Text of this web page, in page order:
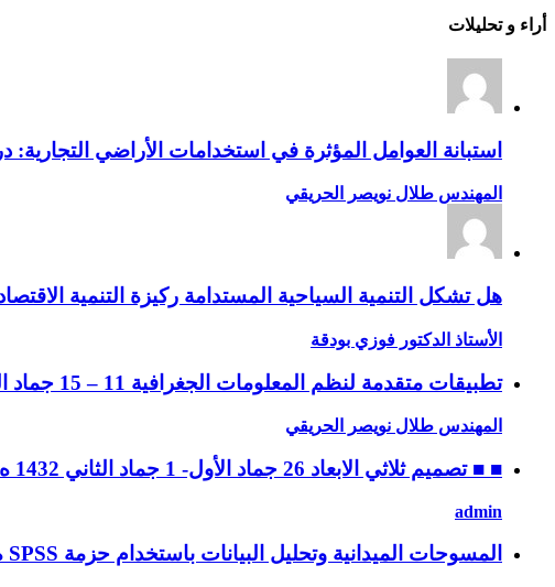
أراء و تحليلات
استبانة العوامل المؤثرة في استخدامات الأراضي التجارية:
المهندس طلال نويصر الحريقي
هل تشكل التنمية السياحية المستدامة ركيزة التنمية
الأستاذ الدكتور فوزي بودقة
تطبيقات متقدمة لنظم المعلومات الجغرافية 11 – 15 جماد الثاني 1432 ه، الموافق 14 – 18 مايو 2011 م
المهندس طلال نويصر الحريقي
■ ■ تصميم ثلاثي الابعاد 26 جماد الأول- 1 جماد الثاني 1432 ه، الموافق 30 أبريل – 4 مايو 2011 م
admin
المسوحات الميدانية وتحليل البيانات باستخدام حزمة SPSS ه، 28 ربيع الثاني إلى 2 جماد الأول / 2 – 6 ابريل 2011 م